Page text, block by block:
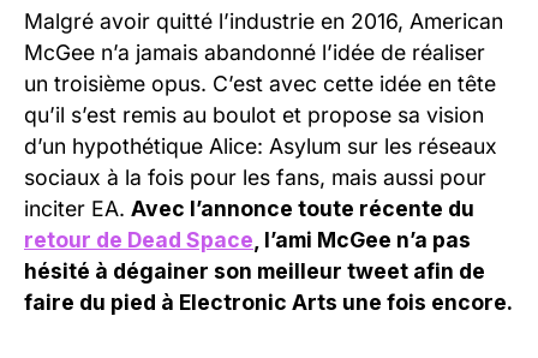
Malgré avoir quitté l’industrie en 2016, American
McGee n’a jamais abandonné l’idée de réaliser
un troisième opus. C’est avec cette idée en tête
qu’il s’est remis au boulot et propose sa vision
d’un hypothétique Alice: Asylum sur les réseaux
sociaux à la fois pour les fans, mais aussi pour
inciter EA. Avec l’annonce toute récente du
retour de Dead Space, l’ami McGee n’a pas
hésité à dégainer son meilleur tweet afin de
faire du pied à Electronic Arts une fois encore.